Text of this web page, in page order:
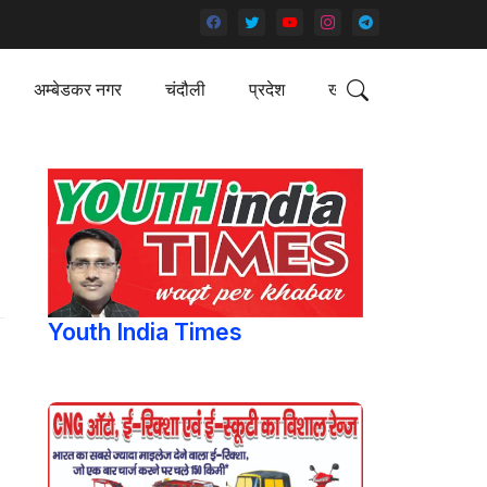
अम्बेडकर नगर चंदौली प्रदेश खेल
Youth India Times